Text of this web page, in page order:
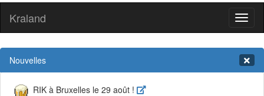
Kraland
Nouvelles
RIK à Bruxelles le 29 août !